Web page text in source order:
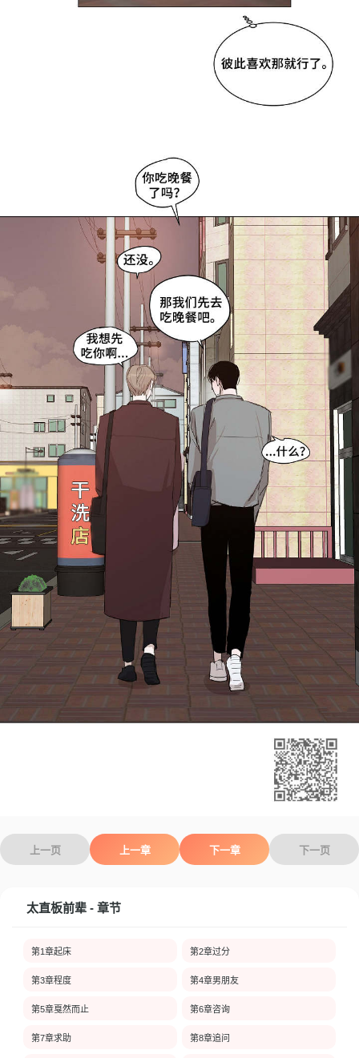
上一页 上一章 下一章 下一页
太直板前辈 - 章节
第1章起床 第2章过分
第3章程度 第4章男朋友
第5章戛然而止 第6章咨询
第7章求助 第8章追问